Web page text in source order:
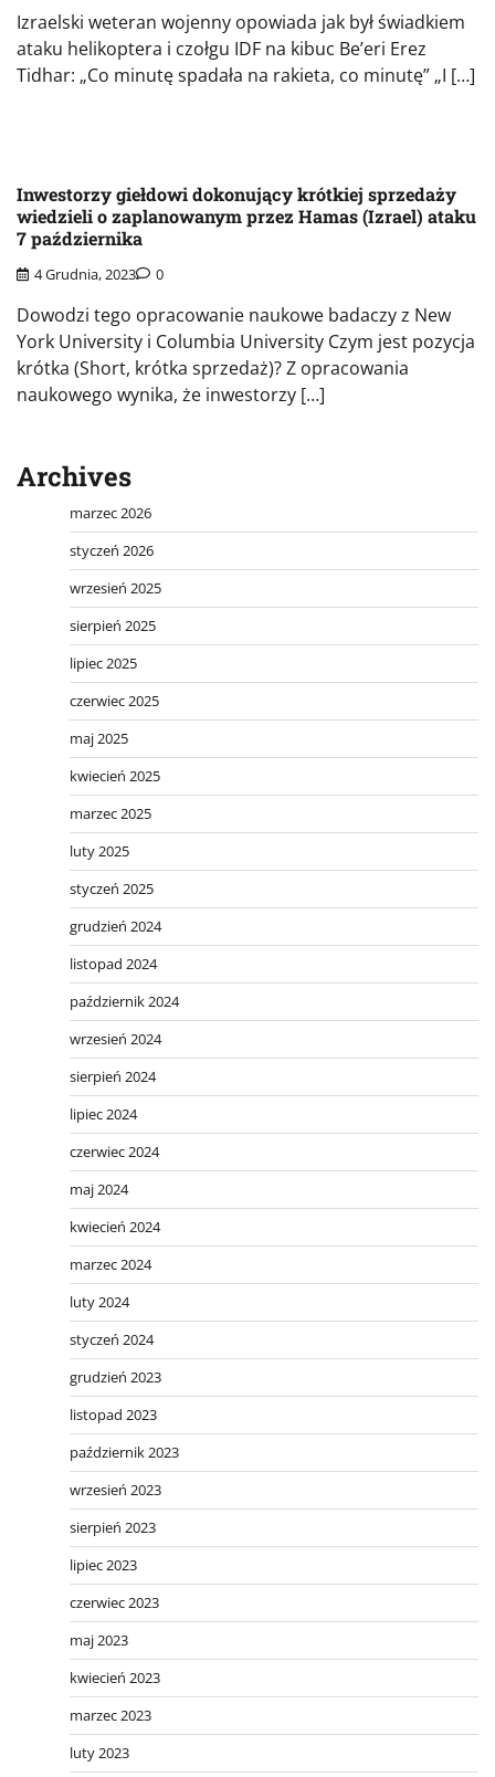
Izraelski weteran wojenny opowiada jak był świadkiem
ataku helikoptera i czołgu IDF na kibuc Be’eri Erez
Tidhar: „Co minutę spadała na rakieta, co minutę” „I […]
Inwestorzy giełdowi dokonujący krótkiej sprzedaży
wiedzieli o zaplanowanym przez Hamas (Izrael) ataku
7 października
4 Grudnia, 2023 0
Dowodzi tego opracowanie naukowe badaczy z New
York University i Columbia University Czym jest pozycja
krótka (Short, krótka sprzedaż)? Z opracowania
naukowego wynika, że inwestorzy […]
Archives
marzec 2026
styczeń 2026
wrzesień 2025
sierpień 2025
lipiec 2025
czerwiec 2025
maj 2025
kwiecień 2025
marzec 2025
luty 2025
styczeń 2025
grudzień 2024
listopad 2024
październik 2024
wrzesień 2024
sierpień 2024
lipiec 2024
czerwiec 2024
maj 2024
kwiecień 2024
marzec 2024
luty 2024
styczeń 2024
grudzień 2023
listopad 2023
październik 2023
wrzesień 2023
sierpień 2023
lipiec 2023
czerwiec 2023
maj 2023
kwiecień 2023
marzec 2023
luty 2023